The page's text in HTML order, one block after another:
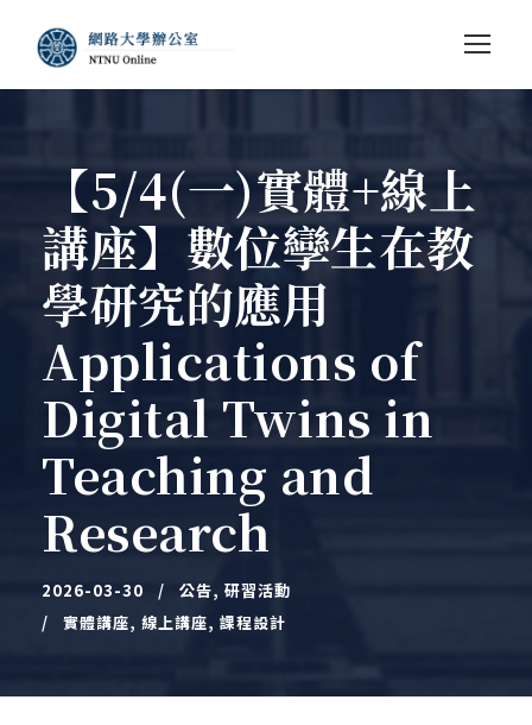
【5/4(一)實體+線上
講座】數位孿生在教
學研究的應用
Applications of
Digital Twins in
Teaching and
Research
2026-03-30 公告, 研習活動
實體講座, 線上講座, 課程設計